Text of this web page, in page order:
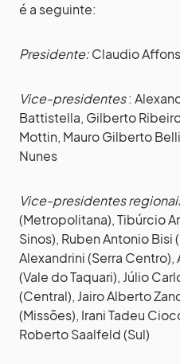
é a seguinte:
Presidente:Claudio
Vice-presidentes:
Battistella, Gilberto
Mottin, Mauro Gilberto
Nunes
Vice-presidentes
(Metropolitana), Tibúrcio
Sinos), Ruben Antonio Bisi
Alexandrini (Serra
(Vale do Taquari), Júlio
(Central), Jairo Alberto
(Missões), Irani Tadeu
Roberto Saalfeld (Sul)